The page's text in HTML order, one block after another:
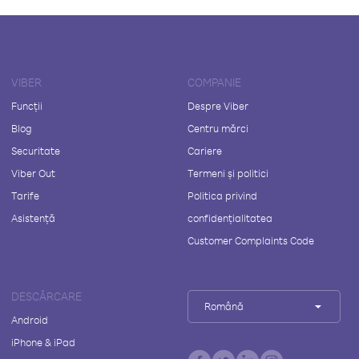
VIBER
Funcții
Blog
Securitate
Viber Out
Tarife
Asistență
COMPANIE
Despre Viber
Centru mărci
Cariere
Termeni și politici
Politica privind
confidențialitatea
Customer Complaints Code
DESCĂRCARE
Android
iPhone & iPad
Română